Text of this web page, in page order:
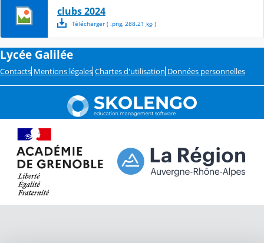
clubs 2024
Télécharger( .png, 288.21 ko)
Lycée Galilée
Contacts Mentions légales Chartes d'utilisation Données personnelles